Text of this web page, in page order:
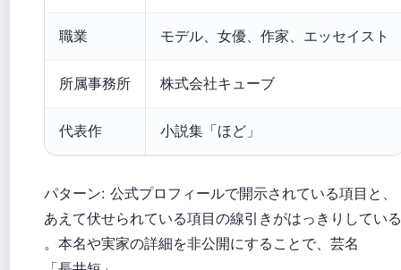
職業 モデル、女優、作家、エッセイスト
所属事務所 株式会社キューブ
代表作 小説集「ほど」
パターン: 公式プロフィールで開示されている項目と、
あえて伏せられている項目の線引きがはっきりしている
。本名や実家の詳細を非公開にすることで、芸名